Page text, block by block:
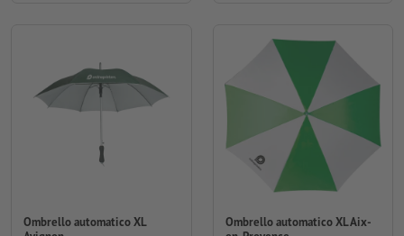
Ombrello automatico XL
Ombrello automatico XL Aix-